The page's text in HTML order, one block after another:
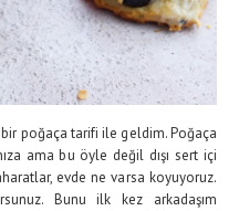
poğaça tarifi ile geldim. Poğaça
ama bu öyle değil dışı sert içi
evde ne varsa koyuyoruz.
Bunu ilk kez arkadaşım